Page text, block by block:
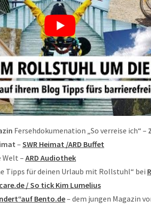
Fersehdokumenation „So verreise ich“ –
– SWR Heimat /ARD Buffet
–ARD Audiothek
Tipps für deinen Urlaub mit Rollstuhl“ bei
/ So tick Kim Lumelius
Bento.de– dem jungen Magazin